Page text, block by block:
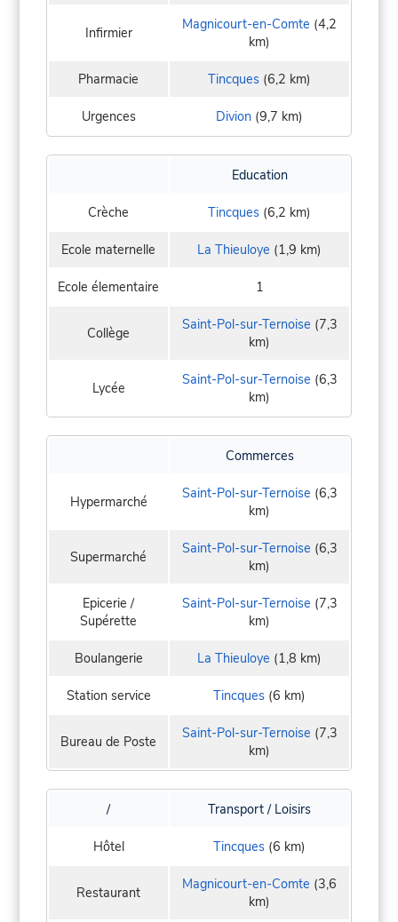
Infirmier Magnicourt-en-Comte (4,2
km)
Pharmacie Tincques (6,2 km)
Urgences Divion (9,7 km)
Education
Crèche Tincques (6,2 km)
Ecole maternelle La Thieuloye (1,9 km)
Ecole élementaire 1
Collège Saint-Pol-sur-Ternoise (7,3
km)
Lycée Saint-Pol-sur-Ternoise (6,3
km)
Commerces
Hypermarché Saint-Pol-sur-Ternoise (6,3
km)
Supermarché Saint-Pol-sur-Ternoise (6,3
km)
Epicerie /
Supérette
Saint-Pol-sur-Ternoise (7,3
km)
Boulangerie La Thieuloye (1,8 km)
Station service Tincques (6 km)
Bureau de Poste Saint-Pol-sur-Ternoise (7,3
km)
/ Transport / Loisirs
Hôtel Tincques (6 km)
Restaurant Magnicourt-en-Comte (3,6
km)